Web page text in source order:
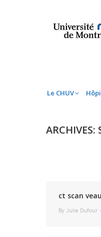
Le CHUV
ARCHIVES:
ct scan veau
By Julie Dufour
Le